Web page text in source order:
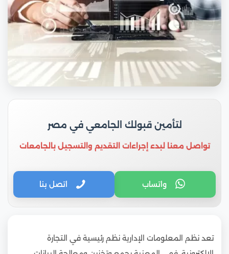
لتأمين قبولك الجامعي في مصر
تواصل معنا لبدء إجراءات التقديم والتسجيل بالجامعات
واتساب اتصل بنا
تعد نظم المعلومات الإدارية نظم رئيسية في التجارة